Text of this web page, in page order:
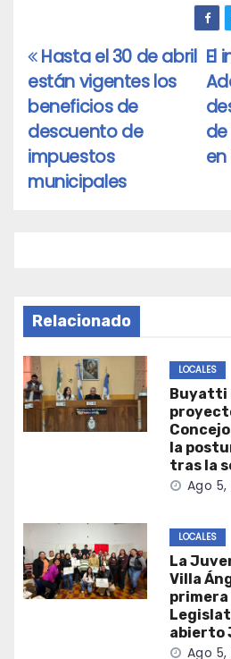
Navegación
de
entradas
El
en
Hasta el 30 de abril
están vigentes los
beneficios de
descuento de
impuestos
municipales
Relacionado
LOCALES
Buyatti
la
tras la
Ago
LOCALES
La
Villa
abierto
Ago